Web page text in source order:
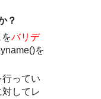
？
バリデ
を
ってい
してレ